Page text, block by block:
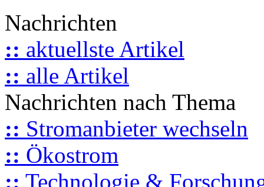
Nachrichten
:: aktuellste Artikel
:: alle Artikel
Nachrichten nach Thema
:: Stromanbieter wechseln
:: Ökostrom
:: Technologie &